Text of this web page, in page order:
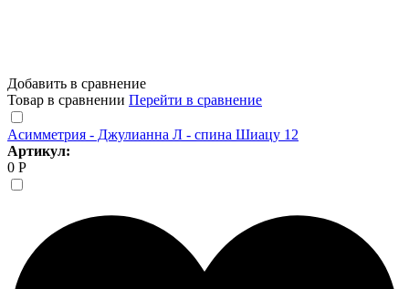
Добавить в сравнение
Товар в сравнении Перейти в сравнение
Асимметрия - Джулианна Л - спина Шиацу 12
Артикул:
0 Р